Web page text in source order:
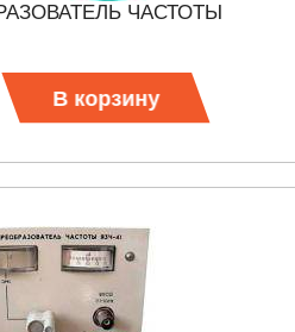
ЧАСТОТЫ
В корзину